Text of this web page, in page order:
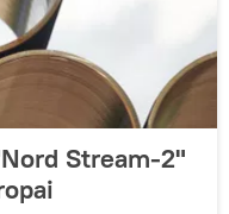
Stream-2"